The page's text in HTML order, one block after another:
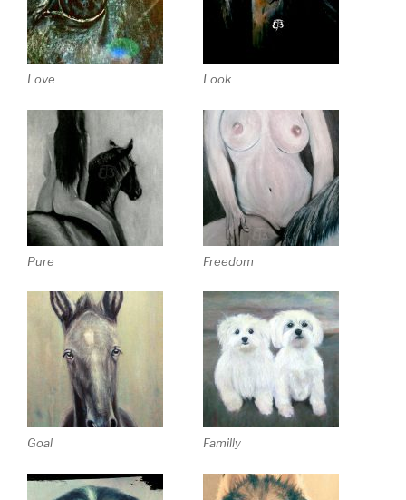
Love Look
Pure Freedom
Goal Familly